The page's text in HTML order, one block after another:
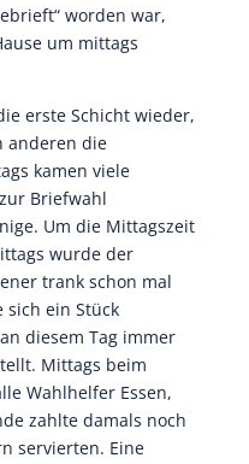
worden war,
um mittags
erste Schicht wieder,
anderen die
kamen viele
Briefwahl
Um die Mittagszeit
wurde der
trank schon mal
sich ein Stück
diesem Tag immer
Mittags beim
Wahlhelfer Essen,
zahlte damals noch
servierten. Eine